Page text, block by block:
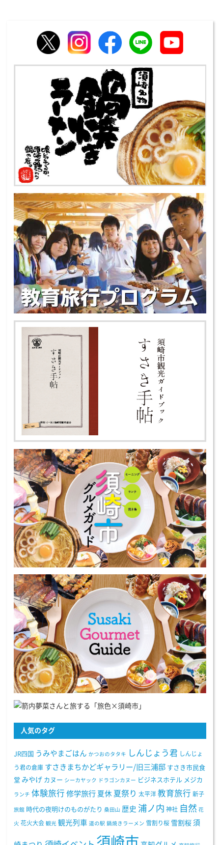
人気のタグ
JR四国 うみやまごはん かつおのタタキ しんじょう君 しんじょ
う君の倉庫 すさきまちかどギャラリー/旧三浦邸 すさき市民食
堂 みやげ カヌー シーカヤック ドラゴンカヌー ビジネスホテル メジカ
ランチ 体験旅行 修学旅行 夏休 夏祭り 太平洋 教育旅行 新子
旅館 時代の夜明けのものがたり 桑田山 歴史 浦ノ内 神社 自然 花
火 花火大会 観光 観光列車 道の駅 鍋焼きラーメン 雪割り桜 雪割桜 須